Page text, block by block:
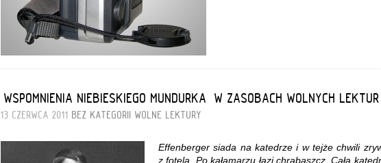
„WSPOMNIENIA NIEBIESKIEGO MUNDURKA” W ZASOBACH WOLNYCH LEKTUR
13 CZERWCA 2011 BEZ KATEGORII WOLNE LEKTURY
Effenberger siada na katedrze i w tejże chwili
z fotela. Po kałamarzu łazi chrabąszcz. Cała